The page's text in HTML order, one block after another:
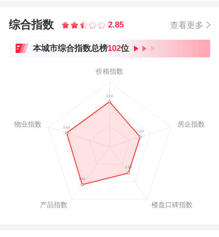
综合指数 2.85 查看更多
本城市综合指数总榜102位